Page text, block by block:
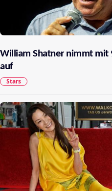
William Shatner nimmt mit
auf
Stars